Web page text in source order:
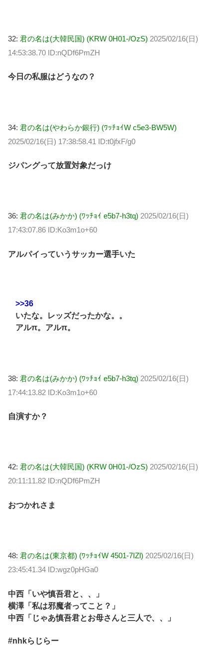
32: 君の名は(大韓民国) (KRW 0H01-/OzS) 2025/02/16(日)
14:53:38.70 ID:nQDf6PmZH
今日の私服はどうなの？
34: 君の名は(やわらか銀行) (ﾜｯﾁｮｲW c5e3-BW5W)
2025/02/16(日) 17:38:58.41 ID:t0jfxF/g0
ジパングって放置対象だっけ
36: 君の名は(みかか) (ﾜｯﾁｮｲ e5b7-h3tq) 2025/02/16(日)
17:43:07.86 ID:Ko3m1o+60
アルパイっていうサッカー選手いた
>>36
いたな。レッズだったかな。。
アルπ。アルπ。
38: 君の名は(みかか) (ﾜｯﾁｮｲ e5b7-h3tq) 2025/02/16(日)
17:44:13.82 ID:Ko3m1o+60
自演すか？
42: 君の名は(大韓民国) (KRW 0H01-/OzS) 2025/02/16(日)
20:11:11.82 ID:nQDf6PmZH
おつかれさま
48: 君の名は(東京都) (ﾜｯﾁｮｲW 4501-7IZl) 2025/02/16(日)
23:45:41.34 ID:wgz0pHGa0
中西「いや慎吾君と、、」
横澤「私は邪魔者ってこと？」
中西「じゃあ慎吾君とお母さんと三人で、、」
#nhkらじらー